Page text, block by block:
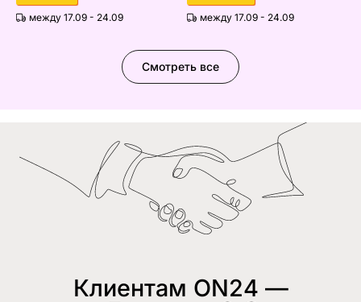
между 17.09 - 24.09 между 17.09 - 24.09
Смотреть все
Клиентам ON24 —